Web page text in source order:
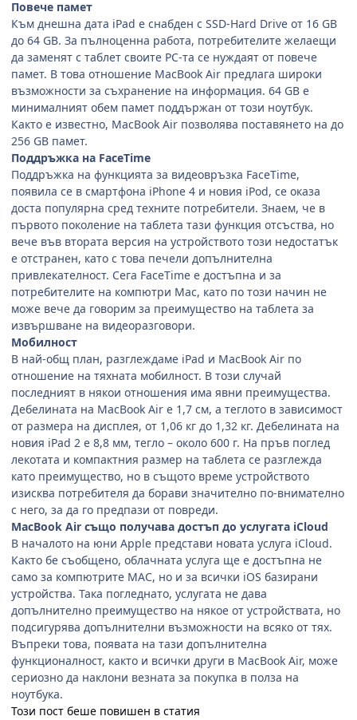
Повече памет
Към днешна дата iPad е снабден с SSD-Hard Drive от 16 GB
до 64 GB. За пълноценна работа, потребителите желаещи
да заменят с таблет своите РС-та се нуждаят от повече
памет. В това отношение MacBook Air предлага широки
възможности за съхранение на информация. 64 GB е
минималният обем памет поддържан от този ноутбук.
Както е известно, MacBook Air позволява поставянето на до
256 GB памет.
Поддръжка на FaceTime
Поддръжка на функцията за видеовръзка FaceTime,
появила се в смартфона iPhone 4 и новия iPod, се оказа
доста популярна сред техните потребители. Знаем, че в
първото поколение на таблета тази функция отсъства, но
вече във втората версия на устройството този недостатък
е отстранен, като с това печели допълнителна
привлекателност. Сега FaceTime е достъпна и за
потребителите на компютри Mac, като по този начин не
може вече да говорим за преимущество на таблета за
извършване на видеоразговори.
Мобилност
В най-общ план, разглеждаме iPad и MacBook Air по
отношение на тяхната мобилност. В този случай
последният в някои отношения има явни преимущества.
Дебелината на MacBook Air е 1,7 см, а теглото в зависимост
от размера на дисплея, от 1,06 кг до 1,32 кг. Дебелината на
новия iPad 2 е 8,8 мм, тегло – около 600 г. На пръв поглед
лекотата и компактния размер на таблета се разглежда
като преимущество, но в същото време устройството
изисква потребителя да борави значително по-внимателно
с него, за да го предпази от повреди.
MacBook Air също получава достъп до услугата iCloud
В началото на юни Apple представи новата услуга iCloud.
Както бе съобщено, облачната услуга ще е достъпна не
само за компютрите МАС, но и за всички iOS базирани
устройства. Така погледнато, услугата не дава
допълнително преимущество на някое от устройствата, но
подсигурява допълнителни възможности на всяко от тях.
Въпреки това, появата на тази допълнителна
функционалност, както и всички други в MacBook Air, може
сериозно да наклони везната за покупка в полза на
ноутбука.
Този пост беше повишен в статия